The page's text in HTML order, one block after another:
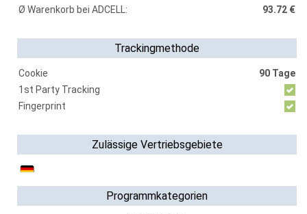
Ø Warenkorb bei ADCELL:
93.72 €
Trackingmethode
Cookie
90 Tage
1st Party Tracking
Fingerprint
Zulässige Vertriebsgebiete
Programmkategorien